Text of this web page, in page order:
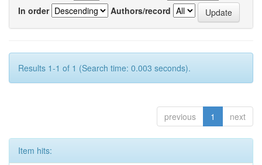
In order
Authors/record
Results 1-1 of 1 (Search time: 0.003 seconds).
previous 1 next
Item hits: